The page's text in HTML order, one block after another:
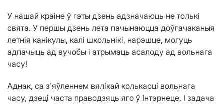
У нашай краіне ў гэты дзень адзначаюць не толькі
свята. У першы дзень лета пачынаюцца доўгачаканыя
летнія канікулы, калі школьнікі, нарэшце, могуць
адпачыць ад вучобы і атрымаць асалоду ад вольнага
часу!
Аднак, са з'яўленнем вялікай колькасці вольнага
часу, дзеці часта праводзяць яго ў Інтэрнеце. І задача